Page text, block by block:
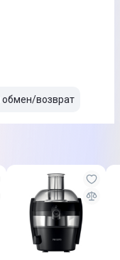
обмен/возврат